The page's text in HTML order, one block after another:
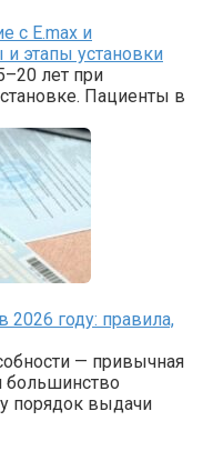
с E.max и
этапы установки
лет при
Пациенты в
2026 году: правила,
— привычная
большинство
порядок выдачи